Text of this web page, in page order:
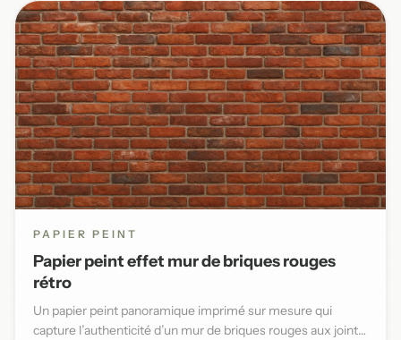
PAPIER PEINT
Papier peint effet mur de briques rouges
rétro
Un papier peint panoramique imprimé sur mesure qui
capture l’authenticité d’un mur de briques rouges aux joints